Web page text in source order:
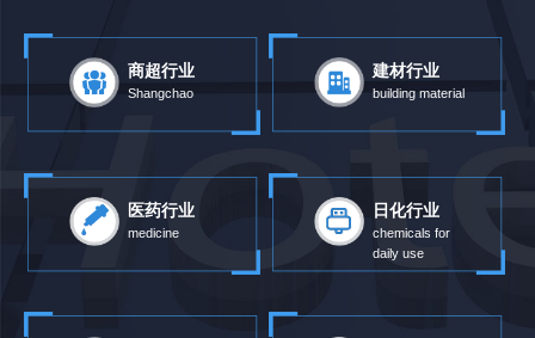
商超行业
Shangchao
建材行业
building material
医药行业
medicine
日化行业
chemicals for
daily use